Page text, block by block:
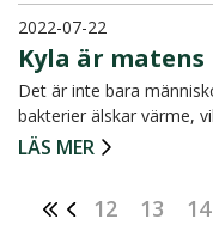
2022-07-22
Kyla är
Det är inte bara
bakterier älskar värme,
LÄS MER
12 13 14